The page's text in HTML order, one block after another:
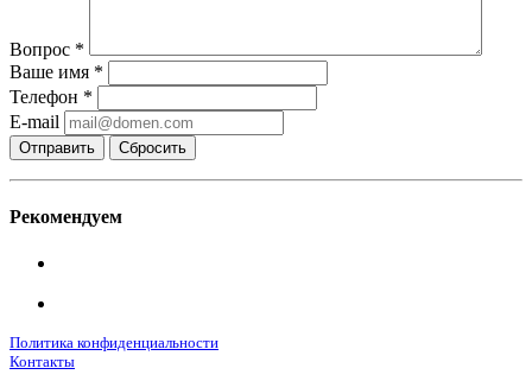
Вопрос *
Ваше имя *
Телефон *
E-mail
Сбросить
Рекомендуем
Политика конфиденциальности
Контакты